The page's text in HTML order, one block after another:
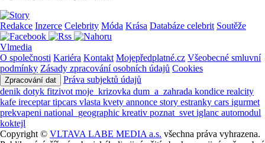
Redakce Inzerce Celebrity Móda Krása Databáze celebrit Soutěže
Vlmedia
O společnosti Kariéra Kontakt Mojepředplatné.cz Všeobecné smluvní
podmínky Zásady zpracování osobních údajů Cookies
Zpracování dat
Práva subjektů údajů
denik dotyk fitzivot moje_krizovka dum_a_zahrada kondice realcity
kafe ireceptartipcars vlasta kvety annonce story estranky cars igurmet
prekvapeni national_geographic kreativ poznat_svet iglanc automodul
koktejl
Copyright © VLTAVA LABE MEDIA a.s. všechna práva vyhrazena.